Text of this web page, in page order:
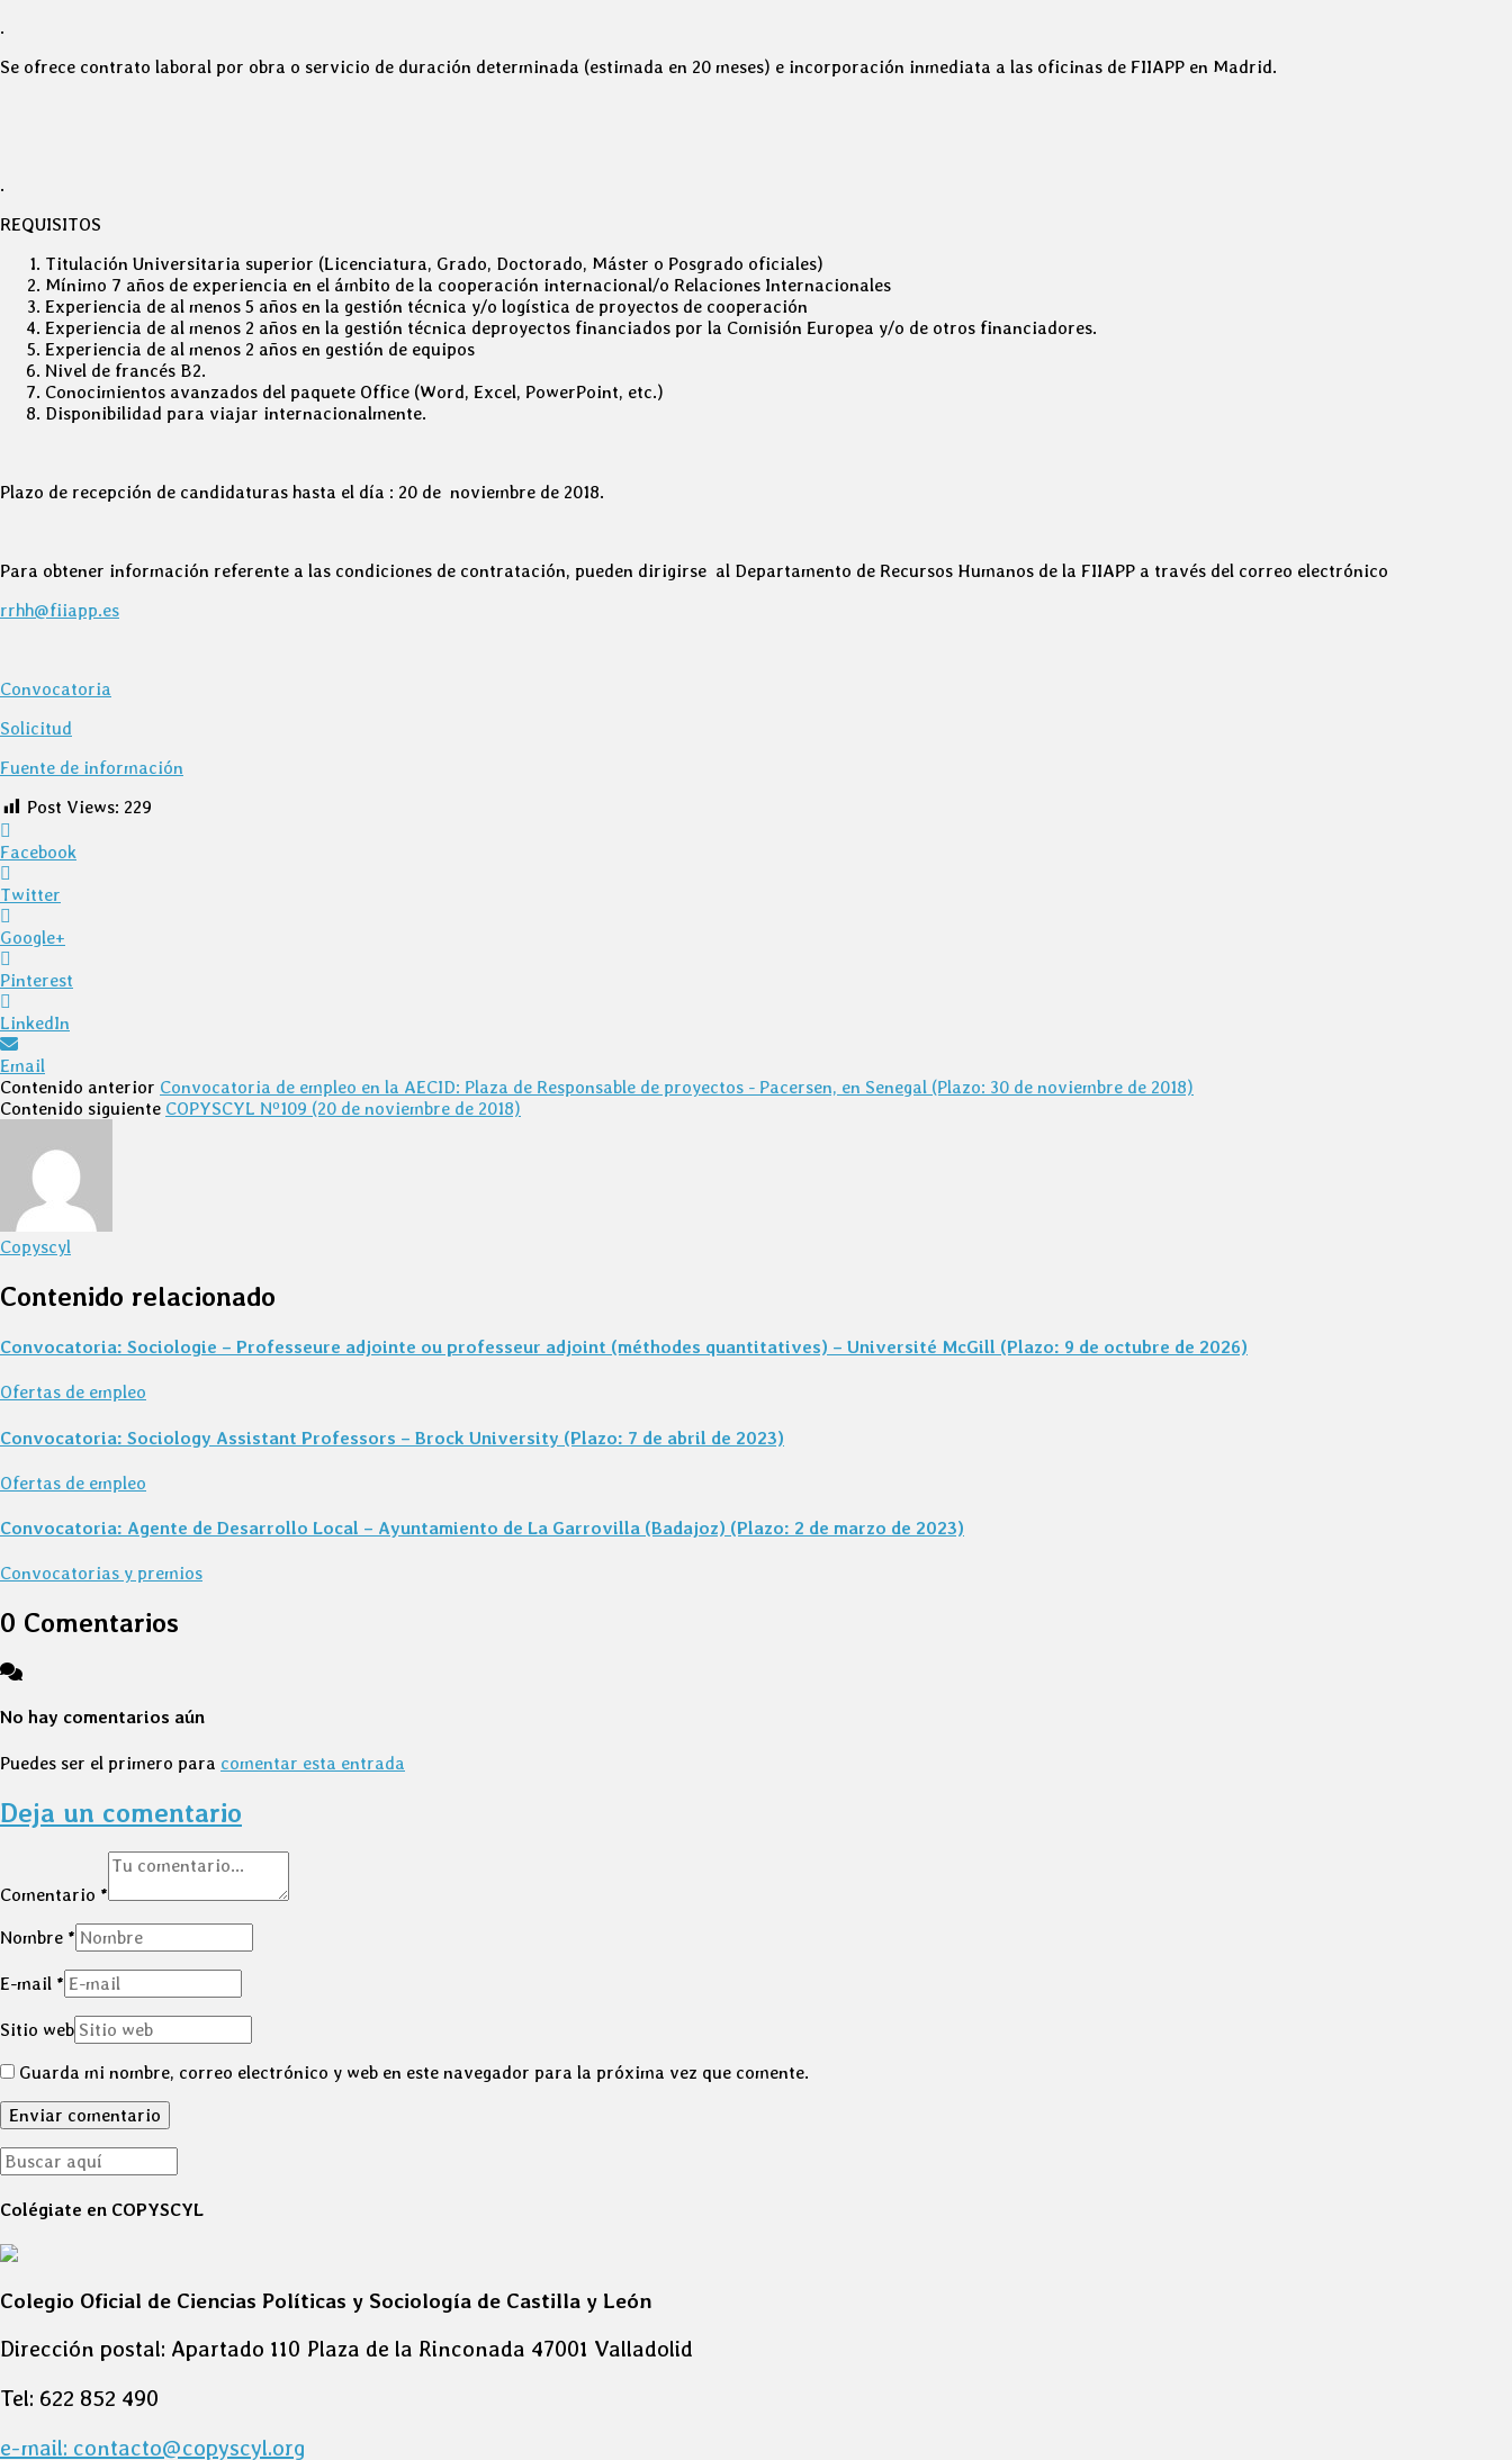
.
Se ofrece contrato laboral por obra o servicio de duración determinada (estimada en 20 meses) e incorporación inmediata a las oficinas de FIIAPP en Madrid.
.
REQUISITOS
Titulación Universitaria superior (Licenciatura, Grado, Doctorado, Máster o Posgrado oficiales)
Mínimo 7 años de experiencia en el ámbito de la cooperación internacional/o Relaciones Internacionales
Experiencia de al menos 5 años en la gestión técnica y/o logística de proyectos de cooperación
Experiencia de al menos 2 años en la gestión técnica deproyectos financiados por la Comisión Europea y/o de otros financiadores.
Experiencia de al menos 2 años en gestión de equipos
Nivel de francés B2.
Conocimientos avanzados del paquete Office (Word, Excel, PowerPoint, etc.)
Disponibilidad para viajar internacionalmente.
Plazo de recepción de candidaturas hasta el día : 20 de noviembre de 2018.
Para obtener información referente a las condiciones de contratación, pueden dirigirse al Departamento de Recursos Humanos de la FIIAPP a través del correo electrónico
rrhh@fiiapp.es
Convocatoria
Solicitud
Fuente de información
Post Views: 229
Facebook
Twitter
Google+
Pinterest
LinkedIn
Email
Contenido anterior Convocatoria de empleo en la AECID: Plaza de Responsable de proyectos - Pacersen, en Senegal (Plazo: 30 de noviembre de 2018)
Contenido siguiente COPYSCYL Nº109 (20 de noviembre de 2018)
Copyscyl
Contenido relacionado
Convocatoria: Sociologie – Professeure adjointe ou professeur adjoint (méthodes quantitatives) – Université McGill (Plazo: 9 de octubre de 2026)
Ofertas de empleo
Convocatoria: Sociology Assistant Professors – Brock University (Plazo: 7 de abril de 2023)
Ofertas de empleo
Convocatoria: Agente de Desarrollo Local – Ayuntamiento de La Garrovilla (Badajoz) (Plazo: 2 de marzo de 2023)
Convocatorias y premios
0 Comentarios
No hay comentarios aún
Puedes ser el primero para comentar esta entrada
Deja un comentario
Comentario *
Nombre *
E-mail *
Sitio web
Guarda mi nombre, correo electrónico y web en este navegador para la próxima vez que comente.
Colégiate en COPYSCYL
Colegio Oficial de Ciencias Políticas y Sociología de Castilla y León
Dirección postal: Apartado 110 Plaza de la Rinconada 47001 Valladolid
Tel: 622 852 490
e-mail: contacto@copyscyl.org